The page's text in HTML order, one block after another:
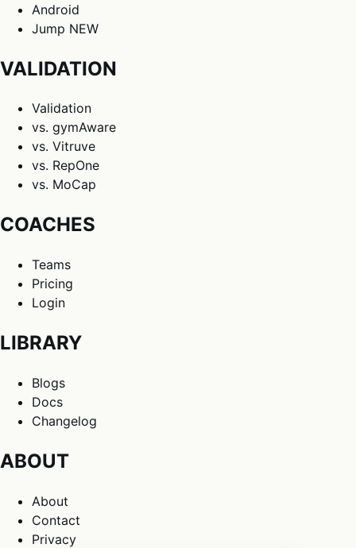
Android
Jump NEW
VALIDATION
Validation
vs. gymAware
vs. Vitruve
vs. RepOne
vs. MoCap
COACHES
Teams
Pricing
Login
LIBRARY
Blogs
Docs
Changelog
ABOUT
About
Contact
Privacy